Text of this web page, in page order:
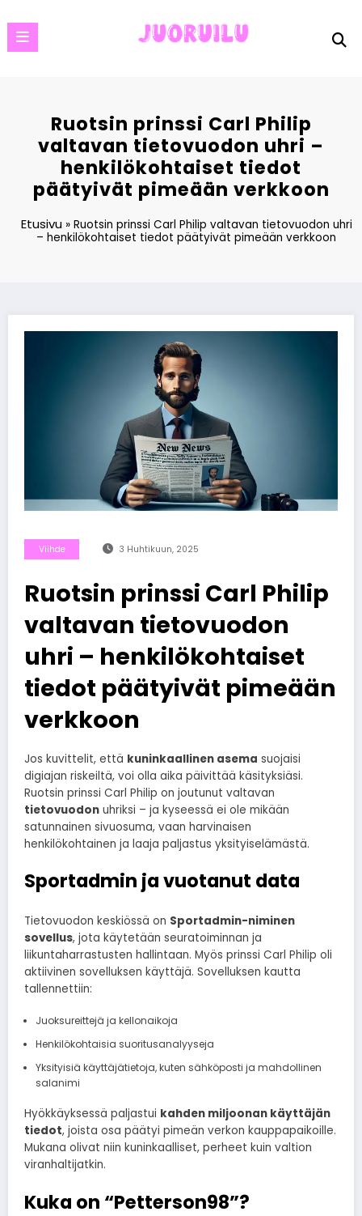
to
content
Ruotsin prinssi Carl Philip
valtavan tietovuodon uhri –
henkilökohtaiset tiedot
päätyivät pimeään verkkoon
Etusivu» Ruotsin prinssi Carl Philip valtavan tietovuodon uhri
– henkilökohtaiset tiedot päätyivät pimeään verkkoon
Viihde 3 Huhtikuun, 2025
Ruotsin prinssi Carl Philip
valtavan tietovuodon
uhri – henkilökohtaiset
tiedot päätyivät pimeään
verkkoon
Jos kuvittelit, että kuninkaallinen asema suojaisi
digiajan riskeiltä, voi olla aika päivittää käsityksiäsi.
Ruotsin prinssi Carl Philip on joutunut valtavan
tietovuodon uhriksi – ja kyseessä ei ole mikään
satunnainen sivuosuma, vaan harvinaisen
henkilökohtainen ja laaja paljastus yksityiselämästä.
Sportadmin ja vuotanut data
Tietovuodon keskiössä on Sportadmin-niminen
sovellus, jota käytetään seuratoiminnan ja
liikuntaharrastusten hallintaan. Myös prinssi Carl Philip oli
aktiivinen sovelluksen käyttäjä. Sovelluksen kautta
tallennettiin:
Juoksureittejä ja kellonaikoja
Henkilökohtaisia suoritusanalyyseja
Yksityisiä käyttäjätietoja, kuten sähköposti ja mahdollinen
salanimi
Hyökkäyksessä paljastui kahden miljoonan käyttäjän
tiedot, joista osa päätyi pimeän verkon kauppapaikoille.
Mukana olivat niin kuninkaalliset, perheet kuin valtion
viranhaltijatkin.
Kuka on “Petterson98”?